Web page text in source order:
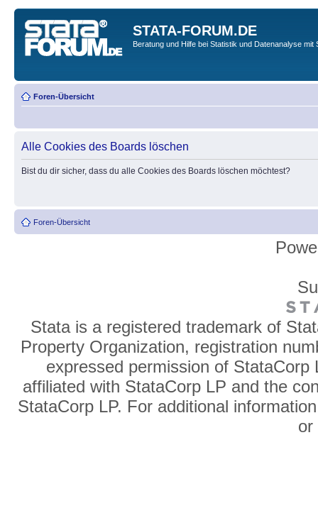
STATA-FORUM.DE
Beratung und Hilfe bei Statistik und Datenanalyse mit
Foren-Übersicht
Alle Cookies des Boards löschen
Bist du dir sicher, dass du alle Cookies des Boards löschen möchtest?
Foren-Übersicht
Stata is a registered trademark of
Property Organization, registration
expressed permission of
affiliated with StataCorp LP and the
StataCorp LP. For additional
or